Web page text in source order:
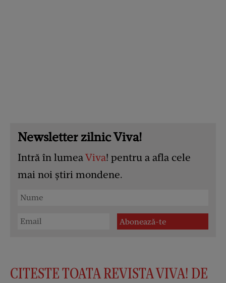
Newsletter zilnic Viva!
Intră în lumeaViva! pentru a afla cele
mai noi știri mondene.
CITESTE TOATA REVISTA VIVA! DE